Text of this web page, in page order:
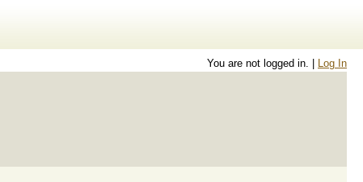
You are not logged in. |
Log In